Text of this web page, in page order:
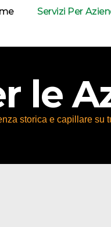
Servizi Per
le
storica e capillare su